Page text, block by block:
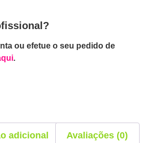
ou efetue o seu pedido de
.
adicional Avaliações (0)